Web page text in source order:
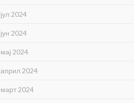
јул 2024
јун 2024
мај 2024
април 2024
март 2024